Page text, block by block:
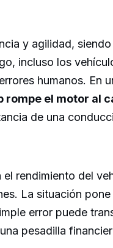
y agilidad,
incluso los
humanos. En
rompe el motor al
de una
rendimiento del
La situación
error puede
pesadilla